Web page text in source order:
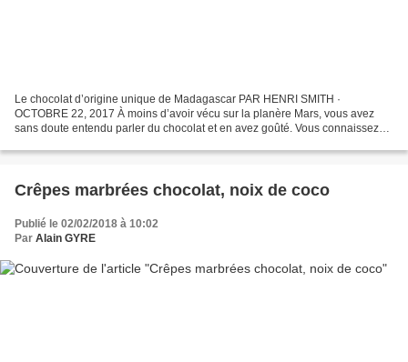
Le chocolat d’origine unique de Madagascar PAR HENRI SMITH ·
OCTOBRE 22, 2017 À moins d’avoir vécu sur la planère Mars, vous avez
sans doute entendu parler du chocolat et en avez goûté. Vous connaissez
Crêpes marbrées chocolat, noix de coco
Publié le 02/02/2018 à 10:02
Par Alain GYRE